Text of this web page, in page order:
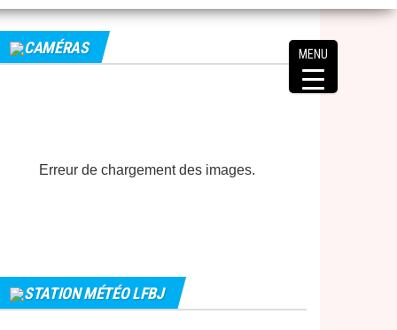
CAMÉRAS
Erreur de chargement des images.
STATION MÉTÉO LFBJ
MENU